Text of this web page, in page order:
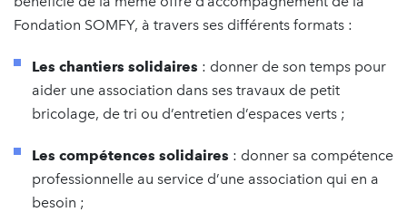
Fondation SOMFY, à travers ses différents formats :
Les chantiers solidaires : donner de son temps pour
aider une association dans ses travaux de petit
bricolage, de tri ou d’entretien d’espaces verts ;
Les compétences solidaires : donner sa compétence
professionnelle au service d’une association qui en a
besoin ;